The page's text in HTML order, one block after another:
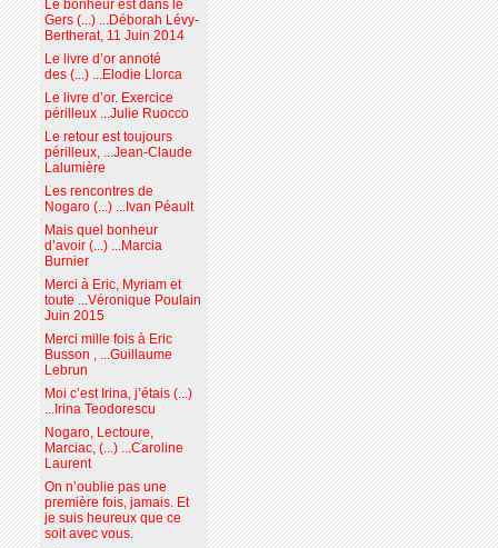
Le bonheur est dans le
Gers (...) ...Déborah Lévy-
Bertherat, 11 Juin 2014
Le livre d’or annoté
des (...) ...Elodie Llorca
Le livre d’or. Exercice
périlleux ...Julie Ruocco
Le retour est toujours
périlleux, ...Jean-Claude
Lalumière
Les rencontres de
Nogaro (...) ...Ivan Péault
Mais quel bonheur
d’avoir (...) ...Marcia
Burnier
Merci à Eric, Myriam et
toute ...Véronique Poulain
Juin 2015
Merci mille fois à Eric
Busson , ...Guillaume
Lebrun
Moi c’est Irina, j’étais (...)
...Irina Teodorescu
Nogaro, Lectoure,
Marciac, (...) ...Caroline
Laurent
On n’oublie pas une
première fois, jamais. Et
je suis heureux que ce
soit avec vous.